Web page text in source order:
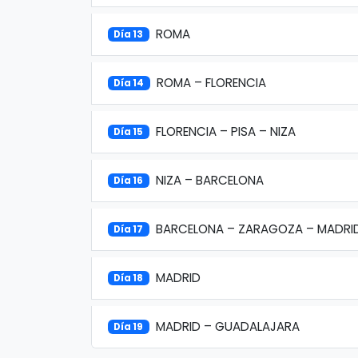
Día 13 ROMA
Día 14 ROMA – FLORENCIA
Día 15 FLORENCIA – PISA – NIZA
Día 16 NIZA – BARCELONA
Día 17 BARCELONA – ZARAGOZA –
Día 18 MADRID
Día 19 MADRID – GUADALAJARA